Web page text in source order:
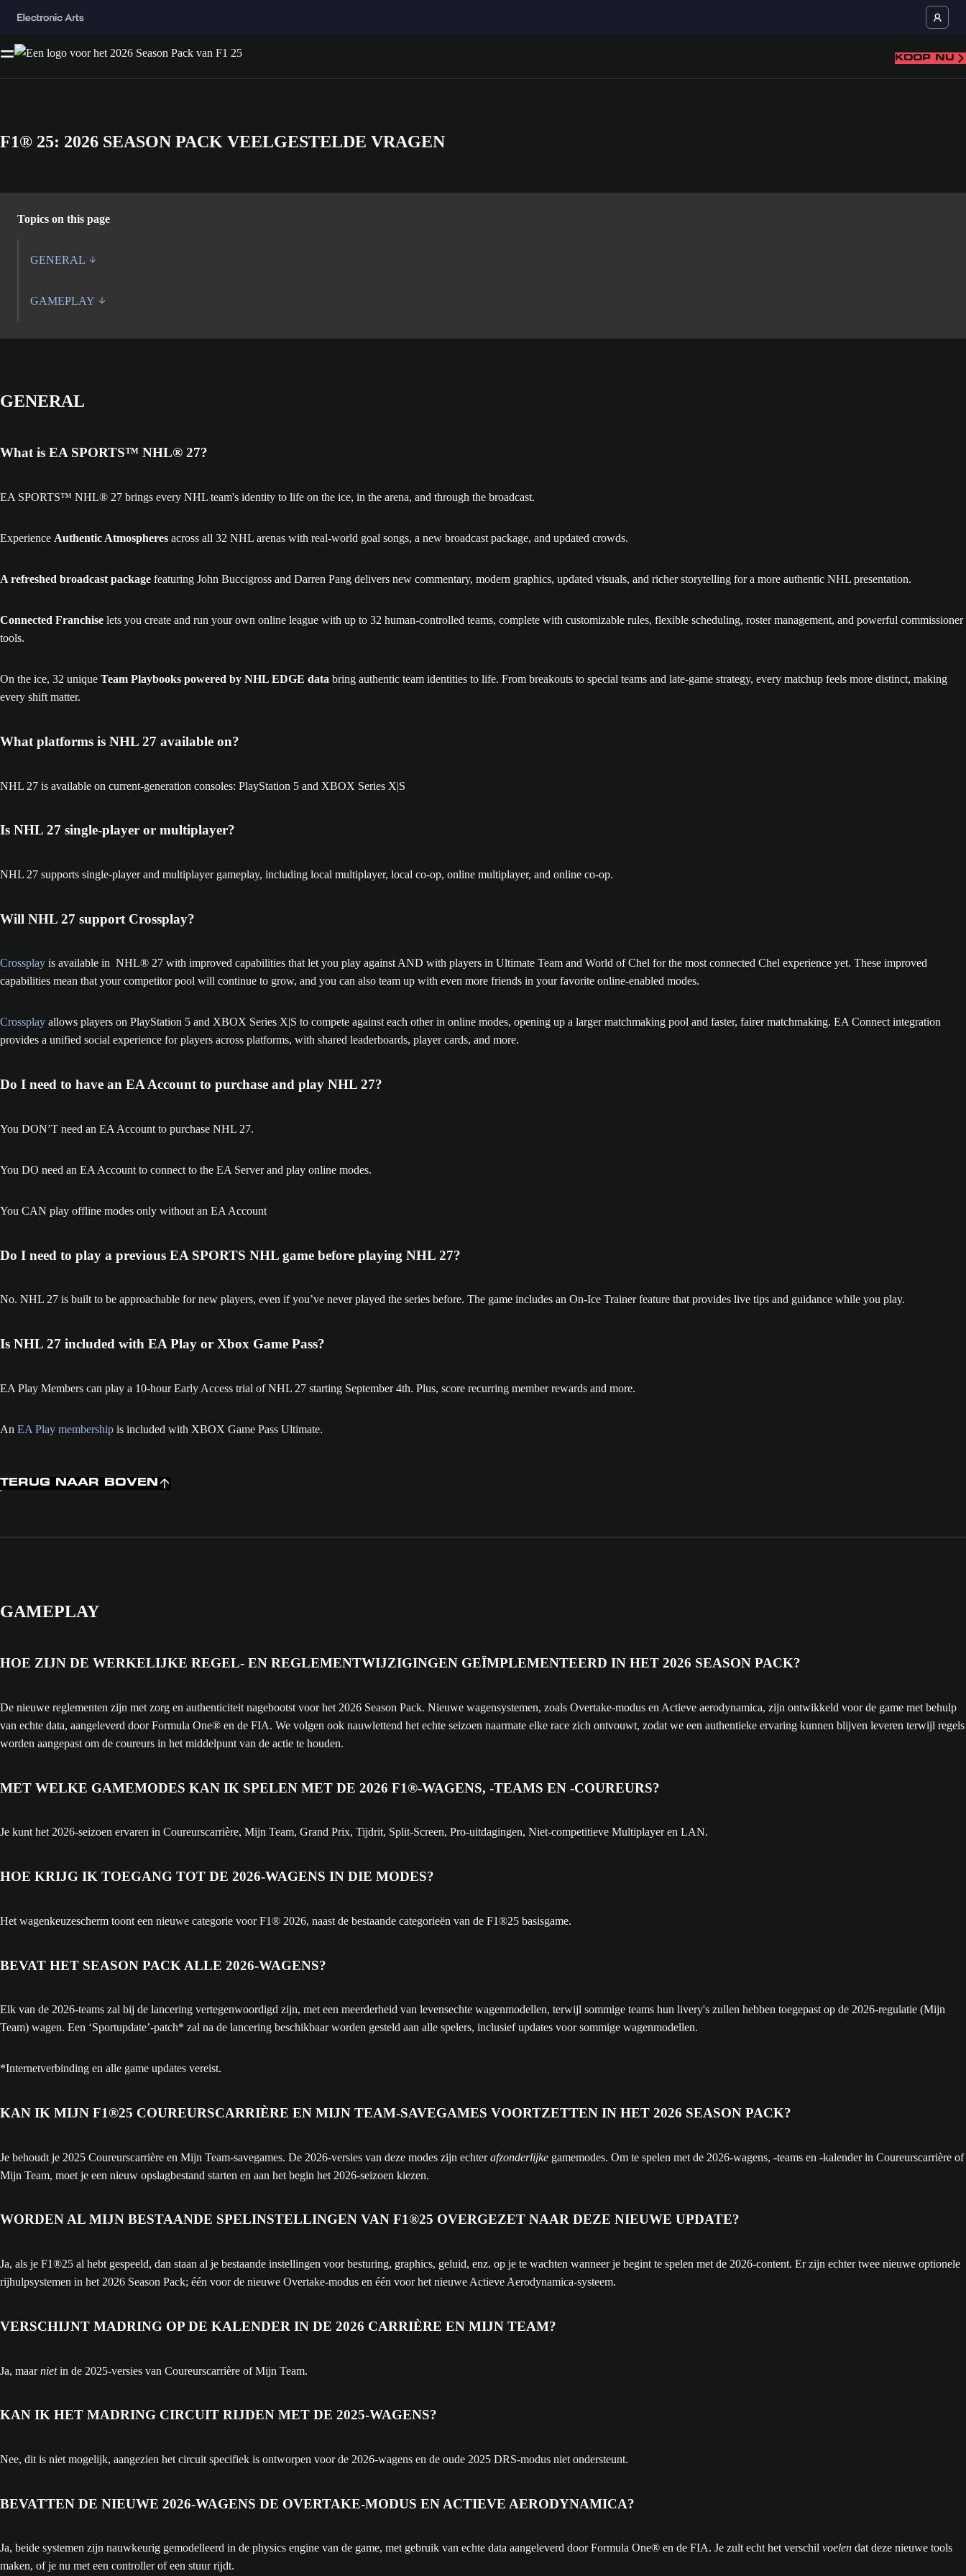
KOOP NU
F1® 25: 2026 SEASON PACK VEELGESTELDE VRAGEN
Topics on this page
GENERAL
GAMEPLAY
GENERAL
What is EA SPORTS™ NHL® 27?
EA SPORTS™ NHL® 27 brings every NHL team's identity to life on the ice, in the arena, and through the broadcast.
Experience Authentic Atmospheres across all 32 NHL arenas with real-world goal songs, a new broadcast package, and updated crowds.
A refreshed broadcast package featuring John Buccigross and Darren Pang delivers new commentary, modern graphics, updated visuals, and richer storytelling for a more authentic NHL presentation.
Connected Franchise lets you create and run your own online league with up to 32 human-controlled teams, complete with customizable rules, flexible scheduling, roster management, and powerful commissioner
tools.
On the ice, 32 unique Team Playbooks powered by NHL EDGE data bring authentic team identities to life. From breakouts to special teams and late-game strategy, every matchup feels more distinct, making
every shift matter.
What platforms is NHL 27 available on?
NHL 27 is available on current-generation consoles: PlayStation 5 and XBOX Series X|S
Is NHL 27 single-player or multiplayer?
NHL 27 supports single-player and multiplayer gameplay, including local multiplayer, local co-op, online multiplayer, and online co-op.
Will NHL 27 support Crossplay?
Crossplay is available in NHL® 27 with improved capabilities that let you play against AND with players in Ultimate Team and World of Chel for the most connected Chel experience yet. These improved
capabilities mean that your competitor pool will continue to grow, and you can also team up with even more friends in your favorite online-enabled modes.
Crossplay allows players on PlayStation 5 and XBOX Series X|S to compete against each other in online modes, opening up a larger matchmaking pool and faster, fairer matchmaking. EA Connect integration
provides a unified social experience for players across platforms, with shared leaderboards, player cards, and more.
Do I need to have an EA Account to purchase and play NHL 27?
You DON’T need an EA Account to purchase NHL 27.
You DO need an EA Account to connect to the EA Server and play online modes.
You CAN play offline modes only without an EA Account
Do I need to play a previous EA SPORTS NHL game before playing NHL 27?
No. NHL 27 is built to be approachable for new players, even if you’ve never played the series before. The game includes an On-Ice Trainer feature that provides live tips and guidance while you play.
Is NHL 27 included with EA Play or Xbox Game Pass?
EA Play Members can play a 10-hour Early Access trial of NHL 27 starting September 4th. Plus, score recurring member rewards and more.
An EA Play membership is included with XBOX Game Pass Ultimate.
TERUG NAAR BOVEN
GAMEPLAY
HOE ZIJN DE WERKELIJKE REGEL- EN REGLEMENTWIJZIGINGEN GEÏMPLEMENTEERD IN HET 2026 SEASON PACK?
De nieuwe reglementen zijn met zorg en authenticiteit nagebootst voor het 2026 Season Pack. Nieuwe wagensystemen, zoals Overtake-modus en Actieve aerodynamica, zijn ontwikkeld voor de game met behulp
van echte data, aangeleverd door Formula One® en de FIA. We volgen ook nauwlettend het echte seizoen naarmate elke race zich ontvouwt, zodat we een authentieke ervaring kunnen blijven leveren terwijl regels
worden aangepast om de coureurs in het middelpunt van de actie te houden.
MET WELKE GAMEMODES KAN IK SPELEN MET DE 2026 F1®-WAGENS, -TEAMS EN -COUREURS?
Je kunt het 2026-seizoen ervaren in Coureurscarrière, Mijn Team, Grand Prix, Tijdrit, Split-Screen, Pro-uitdagingen, Niet-competitieve Multiplayer en LAN.
HOE KRIJG IK TOEGANG TOT DE 2026-WAGENS IN DIE MODES?
Het wagenkeuzescherm toont een nieuwe categorie voor F1® 2026, naast de bestaande categorieën van de F1®25 basisgame.
BEVAT HET SEASON PACK ALLE 2026-WAGENS?
Elk van de 2026-teams zal bij de lancering vertegenwoordigd zijn, met een meerderheid van levensechte wagenmodellen, terwijl sommige teams hun livery's zullen hebben toegepast op de 2026-regulatie (Mijn
Team) wagen. Een ‘Sportupdate’-patch* zal na de lancering beschikbaar worden gesteld aan alle spelers, inclusief updates voor sommige wagenmodellen.
*Internetverbinding en alle game updates vereist.
KAN IK MIJN F1®25 COUREURSCARRIÈRE EN MIJN TEAM-SAVEGAMES VOORTZETTEN IN HET 2026 SEASON PACK?
Je behoudt je 2025 Coureurscarrière en Mijn Team-savegames. De 2026-versies van deze modes zijn echterafzonderlijke gamemodes. Om te spelen met de 2026-wagens, -teams en -kalender in Coureurscarrière of
Mijn Team, moet je een nieuw opslagbestand starten en aan het begin het 2026-seizoen kiezen.
WORDEN AL MIJN BESTAANDE SPELINSTELLINGEN VAN F1®25 OVERGEZET NAAR DEZE NIEUWE UPDATE?
Ja, als je F1®25 al hebt gespeeld, dan staan al je bestaande instellingen voor besturing, graphics, geluid, enz. op je te wachten wanneer je begint te spelen met de 2026-content. Er zijn echter twee nieuwe optionele
rijhulpsystemen in het 2026 Season Pack; één voor de nieuwe Overtake-modus en één voor het nieuwe Actieve Aerodynamica-systeem.
VERSCHIJNT MADRING OP DE KALENDER IN DE 2026 CARRIÈRE EN MIJN TEAM?
Ja, maarnietin de 2025-versies van Coureurscarrière of Mijn Team.
KAN IK HET MADRING CIRCUIT RIJDEN MET DE 2025-WAGENS?
Nee, dit is niet mogelijk, aangezien het circuit specifiek is ontworpen voor de 2026-wagens en de oude 2025 DRS-modus niet ondersteunt.
BEVATTEN DE NIEUWE 2026-WAGENS DE OVERTAKE-MODUS EN ACTIEVE AERODYNAMICA?
Ja, beide systemen zijn nauwkeurig gemodelleerd in de physics engine van de game, met gebruik van echte data aangeleverd door Formula One® en de FIA. Je zult echt het verschil voelen dat deze nieuwe tools
maken, of je nu met een controller of een stuur rijdt.